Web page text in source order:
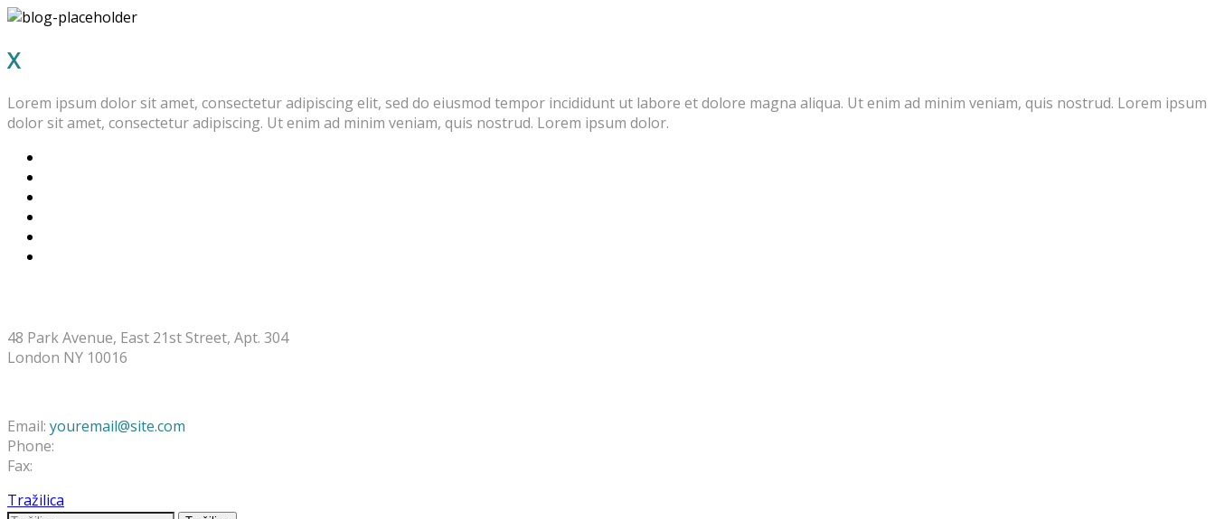
XSTORE LONDON
Lorem ipsum dolor sit amet, consectetur adipiscing elit, sed do eiusmod tempor incididunt ut labore et dolore magna aliqua. Ut enim ad minim veniam, quis nostrud. Lorem ipsum
dolor sit amet, consectetur adipiscing. Ut enim ad minim veniam, quis nostrud. Lorem ipsum dolor.
48 Park Avenue, East 21st Street, Apt. 304
London NY 10016
Email: youremail@site.com
Phone:
Fax:
Tražilica